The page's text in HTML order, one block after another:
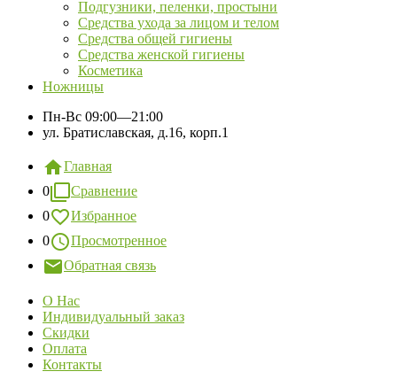
Подгузники, пеленки, простыни
Средства ухода за лицом и телом
Средства общей гигиены
Средства женской гигиены
Косметика
Ножницы
Пн-Вс 09:00—21:00
ул. Братиславская, д.16, корп.1
Главная
0
Сравнение
0
Избранное
0
Просмотренное
Обратная связь
О Нас
Индивидуальный заказ
Скидки
Оплата
Контакты